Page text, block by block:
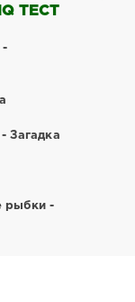
ТЕСТ
-
Загадка
рыбки -